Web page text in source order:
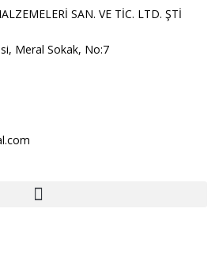
SAN. VE TİC. LTD. ŞTİ
Meral Sokak, No:7